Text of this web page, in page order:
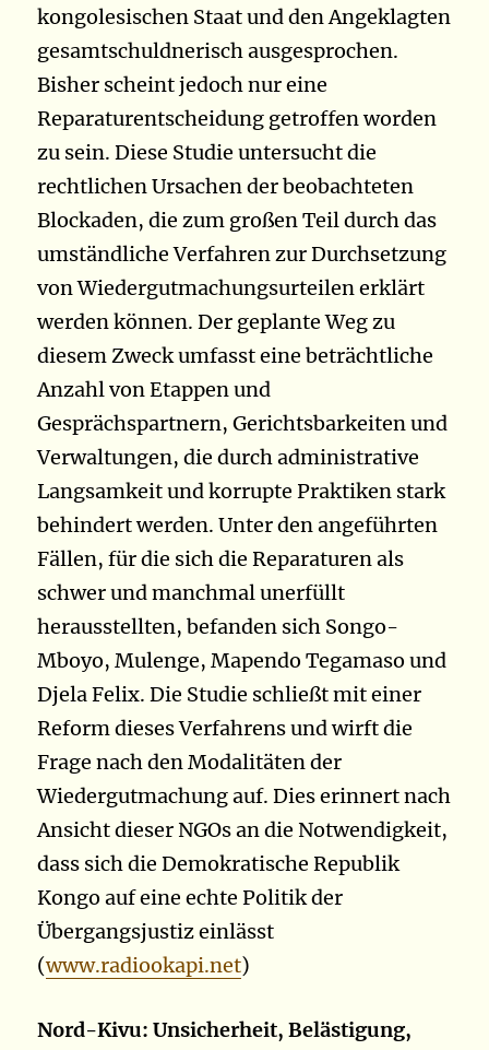
kongolesischen Staat und den Angeklagten
gesamtschuldnerisch ausgesprochen.
Bisher scheint jedoch nur eine
Reparaturentscheidung getroffen worden
zu sein. Diese Studie untersucht die
rechtlichen Ursachen der beobachteten
Blockaden, die zum großen Teil durch das
umständliche Verfahren zur Durchsetzung
von Wiedergutmachungsurteilen erklärt
werden können. Der geplante Weg zu
diesem Zweck umfasst eine beträchtliche
Anzahl von Etappen und
Gesprächspartnern, Gerichtsbarkeiten und
Verwaltungen, die durch administrative
Langsamkeit und korrupte Praktiken stark
behindert werden. Unter den angeführten
Fällen, für die sich die Reparaturen als
schwer und manchmal unerfüllt
herausstellten, befanden sich Songo-
Mboyo, Mulenge, Mapendo Tegamaso und
Djela Felix. Die Studie schließt mit einer
Reform dieses Verfahrens und wirft die
Frage nach den Modalitäten der
Wiedergutmachung auf. Dies erinnert nach
Ansicht dieser NGOs an die Notwendigkeit,
dass sich die Demokratische Republik
Kongo auf eine echte Politik der
Übergangsjustiz einlässt
(www.radiookapi.net)
Nord-Kivu: Unsicherheit, Belästigung,